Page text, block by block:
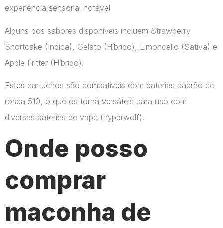
experiência sensorial notável.
Alguns dos sabores disponíveis incluem Strawberry
Shortcake (Indica), Gelato (Híbrido), Limoncello (Sativa) e
Apple Fritter (Híbrido).
Estes cartuchos são compatíveis com baterias padrão de
rosca 510, o que os torna versáteis para uso com
diversas baterias de vape​ (hyperwolf)​.
Onde posso
comprar
maconha de